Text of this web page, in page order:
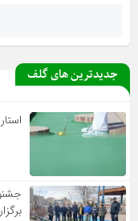
جدیدترین های گلف